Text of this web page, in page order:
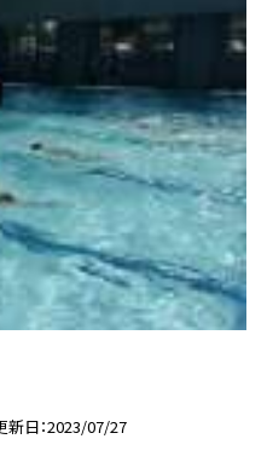
新日 2023/07/27